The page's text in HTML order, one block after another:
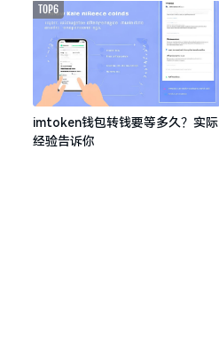
imtoken钱包转钱要等多久？实际
经验告诉你
TOP6